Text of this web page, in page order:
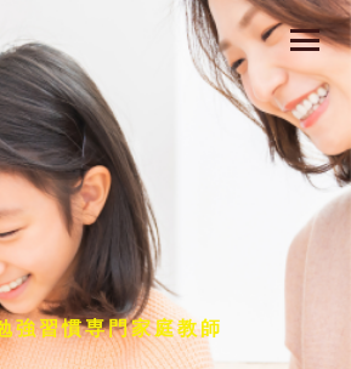
強習慣専門家庭教師